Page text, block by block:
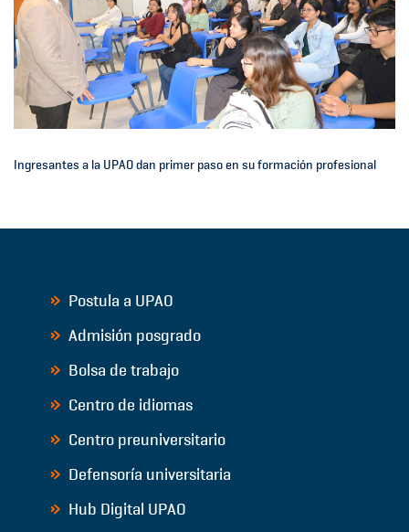
Ingresantes a la UPAO dan primer paso en su formación profesional
Postula a UPAO
Admisión posgrado
Bolsa de trabajo
Centro de idiomas
Centro preuniversitario
Defensoría universitaria
Hub Digital UPAO